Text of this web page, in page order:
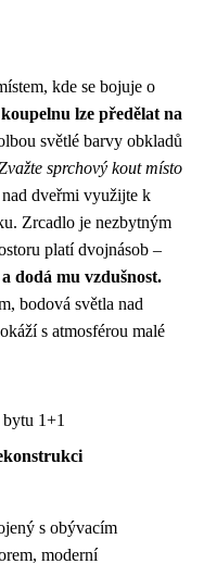
kde se bojuje o
lze předělat na
světlé barvy obkladů
sprchový kout místo
nad dveřmi využijte k
Zrcadlo je nezbytným
platí dvojnásob –
dodá mu vzdušnost.
bodová světla nad
s atmosférou malé
1+1
s obývacím
moderní